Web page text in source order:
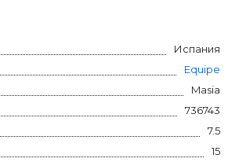
Испания
Equipe
Masia
736743
7.5
15